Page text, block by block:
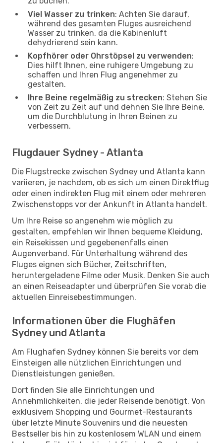
Viel Wasser zu trinken: Achten Sie darauf,
während des gesamten Fluges ausreichend
Wasser zu trinken, da die Kabinenluft
dehydrierend sein kann.
Kopfhörer oder Ohrstöpsel zu verwenden:
Dies hilft Ihnen, eine ruhigere Umgebung zu
schaffen und Ihren Flug angenehmer zu
gestalten.
Ihre Beine regelmäßig zu strecken: Stehen Sie
von Zeit zu Zeit auf und dehnen Sie Ihre Beine,
um die Durchblutung in Ihren Beinen zu
verbessern.
Flugdauer Sydney - Atlanta
Die Flugstrecke zwischen Sydney und Atlanta kann
variieren, je nachdem, ob es sich um einen Direktflug
oder einen indirekten Flug mit einem oder mehreren
Zwischenstopps vor der Ankunft in Atlanta handelt.
Um Ihre Reise so angenehm wie möglich zu
gestalten, empfehlen wir Ihnen bequeme Kleidung,
ein Reisekissen und gegebenenfalls einen
Augenverband. Für Unterhaltung während des
Fluges eignen sich Bücher, Zeitschriften,
heruntergeladene Filme oder Musik. Denken Sie auch
an einen Reiseadapter und überprüfen Sie vorab die
aktuellen Einreisebestimmungen.
Informationen über die Flughäfen
Sydney und Atlanta
Am Flughafen Sydney können Sie bereits vor dem
Einsteigen alle nützlichen Einrichtungen und
Dienstleistungen genießen.
Dort finden Sie alle Einrichtungen und
Annehmlichkeiten, die jeder Reisende benötigt. Von
exklusivem Shopping und Gourmet-Restaurants
über letzte Minute Souvenirs und die neuesten
Bestseller bis hin zu kostenlosem WLAN und einem